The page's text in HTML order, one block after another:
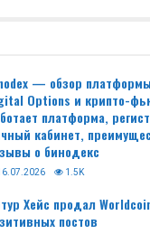
— обзор
Options и крипто-
платформа,
кабинет,
о бинодекс
1.5K
Хейс продал
постов